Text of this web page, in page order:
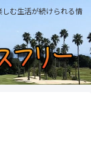
む生活が続けられる情